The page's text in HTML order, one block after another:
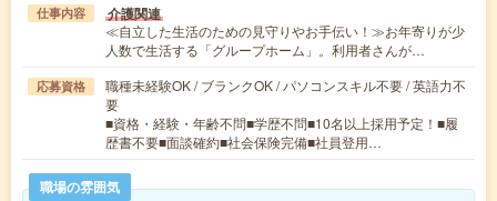
仕事内容 介護関連
≪自立した生活のための見守りやお手伝い！≫お年寄りが少
人数で生活する「グループホーム」。利用者さんが…
応募資格
職種未経験OK / ブランクOK / パソコンスキル不要 / 英語力不
要
■資格・経験・年齢不問■学歴不問■10名以上採用予定！■履
歴書不要■面談確約■社会保険完備■社員登用…
職場の雰囲気